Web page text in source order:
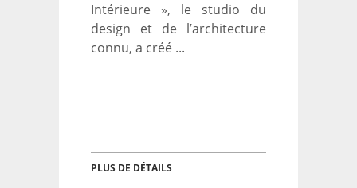
Intérieure », le studio du
design et de l’architecture
connu, a créé ...
PLUS DE DÉTAILS